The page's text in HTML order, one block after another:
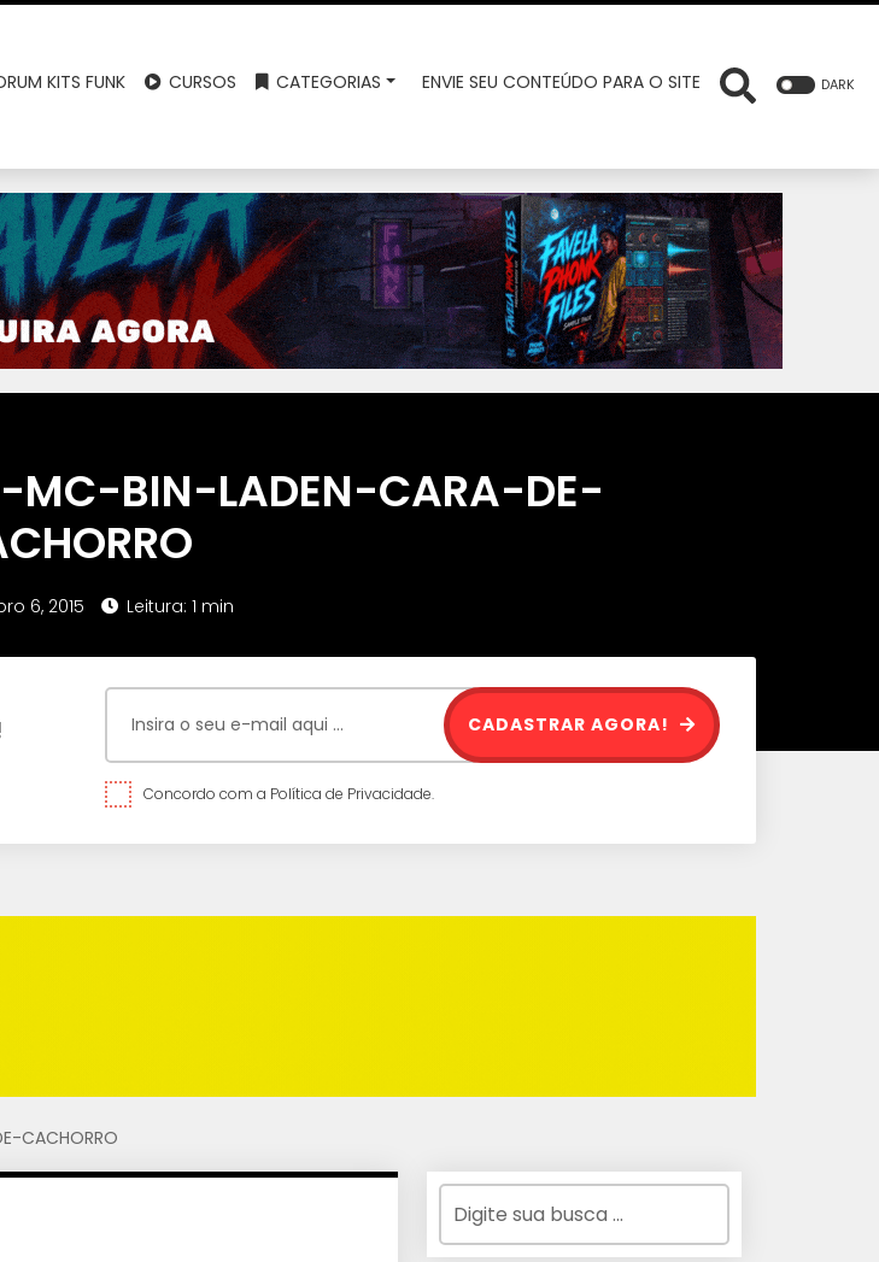
KITS FUNK CURSOS CATEGORIAS ENVIE SEU CONTEÚDO PARA O SITE DARK
MC-BIN-LADEN-CARA-DE-
6, 2015 Leitura: 1 min
Concordo com a Política de Privacidade.
CADASTRAR AGORA!
CACHORRO